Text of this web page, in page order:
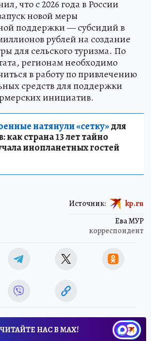
что с 2026 года в России
новой меры
поддержки — субсидий в
рублей на создание
для сельского туризма. По
регионам необходимо
в работу по привлечению
средств для поддержки
инициатив.
натянули «сетку»для
страна 13 лет тайно
инопланетных гостей
Ева МУР
корреспондент
Источник: kp.ru
ЧИТАЙТЕ НАС В МАХ!